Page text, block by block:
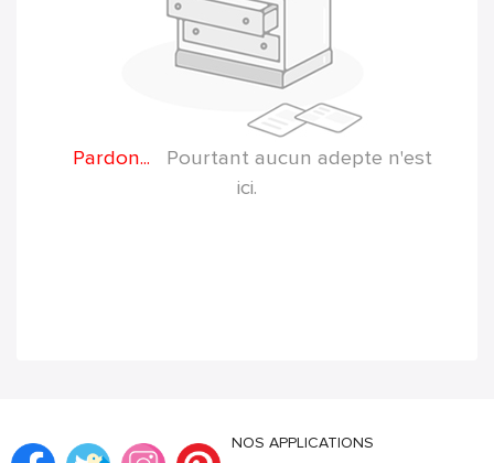
Pardon...
Pourtant aucun adepte n'est
ici.
NOS APPLICATIONS